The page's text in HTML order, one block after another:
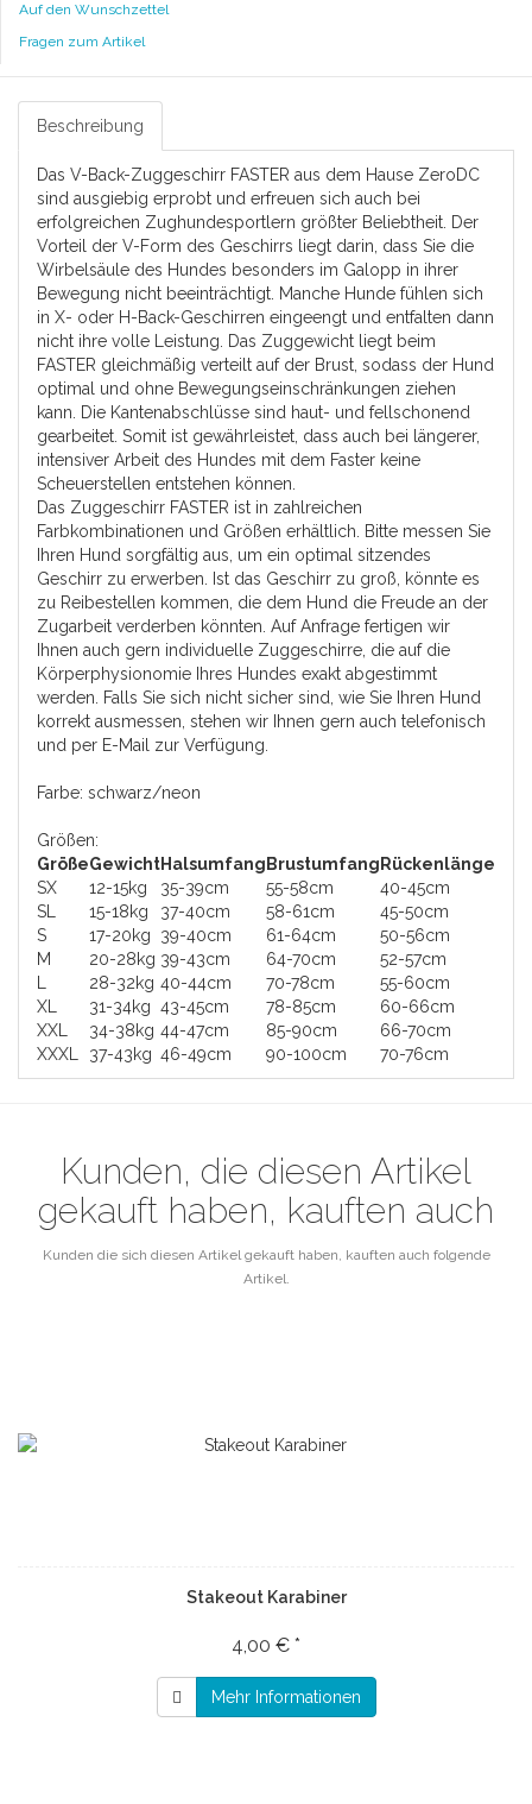
Auf den Wunschzettel
Fragen zum Artikel
Beschreibung
Das V-Back-Zuggeschirr FASTER aus dem Hause ZeroDC
sind ausgiebig erprobt und erfreuen sich auch bei
erfolgreichen Zughundesportlern größter Beliebtheit. Der
Vorteil der V-Form des Geschirrs liegt darin, dass Sie die
Wirbelsäule des Hundes besonders im Galopp in ihrer
Bewegung nicht beeinträchtigt. Manche Hunde fühlen sich
in X- oder H-Back-Geschirren eingeengt und entfalten dann
nicht ihre volle Leistung. Das Zuggewicht liegt beim
FASTER gleichmäßig verteilt auf der Brust, sodass der Hund
optimal und ohne Bewegungseinschränkungen ziehen
kann. Die Kantenabschlüsse sind haut- und fellschonend
gearbeitet. Somit ist gewährleistet, dass auch bei längerer,
intensiver Arbeit des Hundes mit dem Faster keine
Scheuerstellen entstehen können.
Das Zuggeschirr FASTER ist in zahlreichen
Farbkombinationen und Größen erhältlich. Bitte messen Sie
Ihren Hund sorgfältig aus, um ein optimal sitzendes
Geschirr zu erwerben. Ist das Geschirr zu groß, könnte es
zu Reibestellen kommen, die dem Hund die Freude an der
Zugarbeit verderben könnten. Auf Anfrage fertigen wir
Ihnen auch gern individuelle Zuggeschirre, die auf die
Körperphysionomie Ihres Hundes exakt abgestimmt
werden. Falls Sie sich nicht sicher sind, wie Sie Ihren Hund
korrekt ausmessen, stehen wir Ihnen gern auch telefonisch
und per E-Mail zur Verfügung.
Farbe: schwarz/neon
Größen:
GrößeGewichtHalsumfang Brustumfang Rückenlänge
SX
12-15kg 35-39cm 55-58cm
40-45cm
SL
15-18kg 37-40cm 58-61cm
45-50cm
S
17-20kg 39-40cm 61-64cm
50-56cm
M
20-28kg 39-43cm 64-70cm
52-57cm
L
28-32kg 40-44cm 70-78cm
55-60cm
XL
31-34kg 43-45cm 78-85cm
60-66cm
XXL
34-38kg 44-47cm 85-90cm
66-70cm
XXXL
37-43kg 46-49cm 90-100cm 70-76cm
Kunden, die diesen Artikel
gekauft haben, kauften auch
Kunden die sich diesen Artikel gekauft haben, kauften auch folgende
Artikel.
Stakeout Karabiner
4,00 € *
Mehr Informationen